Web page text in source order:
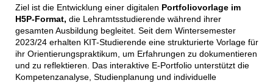
Ziel ist die Entwicklung einer digitalen Portfoliovorlage im
H5P-Format, die Lehramtsstudierende während ihrer
gesamten Ausbildung begleitet. Seit dem Wintersemester
2023/24 erhalten KIT-Studierende eine strukturierte Vorlage für
ihr Orientierungspraktikum, um Erfahrungen zu dokumentieren
und zu reflektieren. Das interaktive E-Portfolio unterstützt die
Kompetenzanalyse, Studienplanung und individuelle